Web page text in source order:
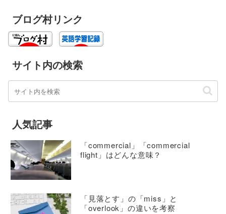
ブログ村リンク
サイト内の検索
人気記事
「commercial」「commercial
flight」はどんな意味？
「見落とす」の「miss」と
「overlook」の違いを考察